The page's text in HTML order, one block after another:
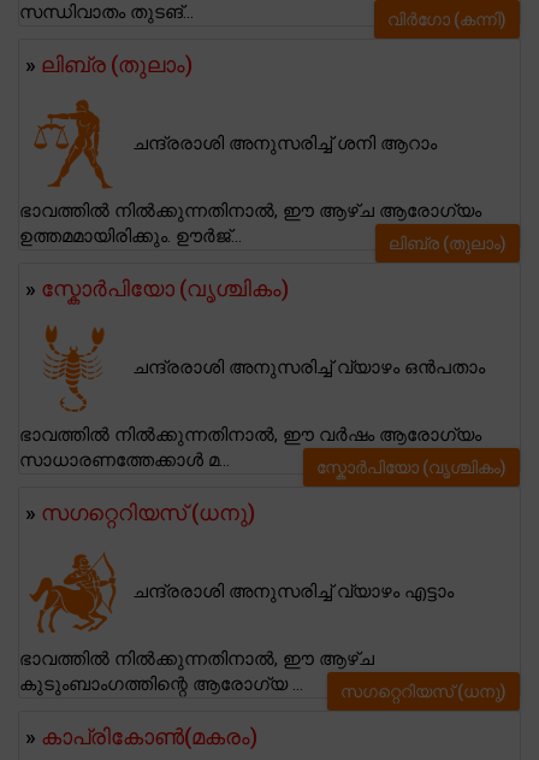
സന്ധിവാതം തുടങ്...
വിര്‍ഗോ (കന്നി)
» ലിബ്ര (തുലാം)
ചന്ദ്രരാശി അനുസരിച്ച് ശനി ആറാം
ഭാവത്തിൽ നിൽക്കുന്നതിനാൽ, ഈ ആഴ്ച ആരോഗ്യം
ഉത്തമമായിരിക്കും. ഊർജ്...
ലിബ്ര (തുലാം)
» സ്കോര്‍പിയോ (വൃശ്ചികം)
ചന്ദ്രരാശി അനുസരിച്ച് വ്യാഴം ഒൻപതാം
ഭാവത്തിൽ നിൽക്കുന്നതിനാൽ, ഈ വർഷം ആരോഗ്യം
സാധാരണത്തേക്കാൾ മ...
സ്കോര്‍പിയോ (വൃശ്ചികം)
» സഗറ്റെറിയസ് (ധനു)
ചന്ദ്രരാശി അനുസരിച്ച് വ്യാഴം എട്ടാം
ഭാവത്തിൽ നിൽക്കുന്നതിനാൽ, ഈ ആഴ്ച
കുടുംബാംഗത്തിന്റെ ആരോഗ്യ ...
സഗറ്റെറിയസ് (ധനു)
» കാപ്രികോണ്‍(മകരം)